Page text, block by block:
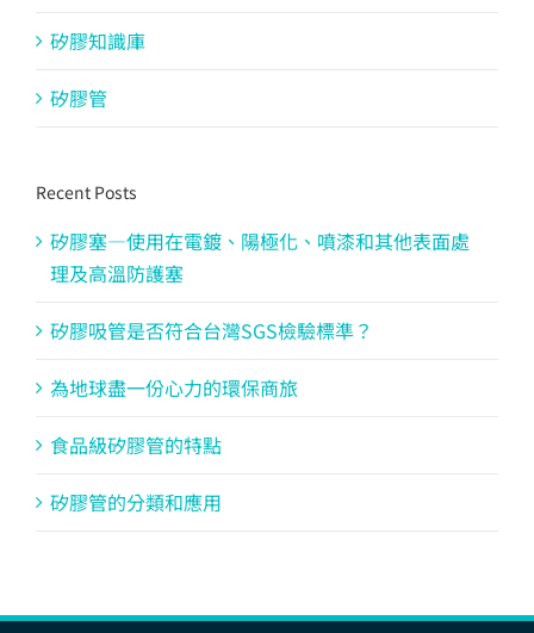
矽膠知識庫
矽膠管
Recent Posts
矽膠塞—使用在電鍍、陽極化、噴漆和其他表面處
理及高溫防護塞
矽膠吸管是否符合台灣SGS檢驗標準？
為地球盡一份心力的環保商旅
食品級矽膠管的特點
矽膠管的分類和應用